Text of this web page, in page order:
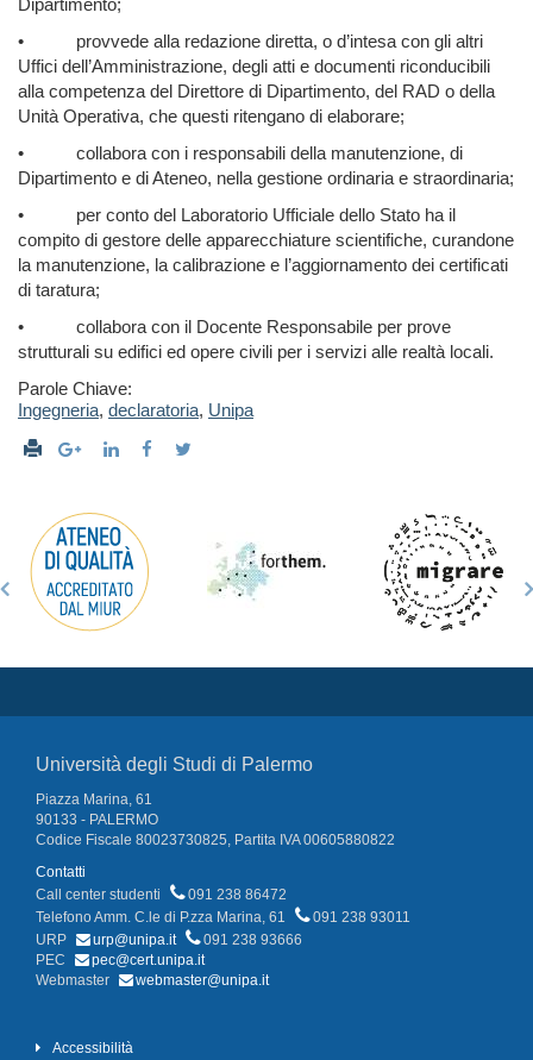
Dipartimento;
•
provvede alla redazione diretta, o d’intesa con gli altri
Uffici dell’Amministrazione, degli atti e documenti riconducibili
alla competenza del Direttore di Dipartimento, del RAD o della
Unità Operativa, che questi ritengano di elaborare;
•
collabora con i responsabili della manutenzione, di
Dipartimento e di Ateneo, nella gestione ordinaria e straordinaria;
•
per conto del Laboratorio Ufficiale dello Stato ha il
compito di gestore delle apparecchiature scientifiche, curandone
la manutenzione, la calibrazione e l’aggiornamento dei certificati
di taratura;
•
collabora con il Docente Responsabile per prove
strutturali su edifici ed opere civili per i servizi alle realtà locali.
Parole Chiave:
Ingegneria, declaratoria, Unipa
Università degli Studi di Palermo
Piazza Marina, 61
90133 - PALERMO
Codice Fiscale 80023730825, Partita IVA 00605880822
Contatti
Call center studenti
091 238 86472
Telefono Amm. C.le di P.zza Marina, 61
091 238 93011
URP
urp@unipa.it
091 238 93666
PEC
pec@cert.unipa.it
Webmaster
webmaster@unipa.it
Accessibilità